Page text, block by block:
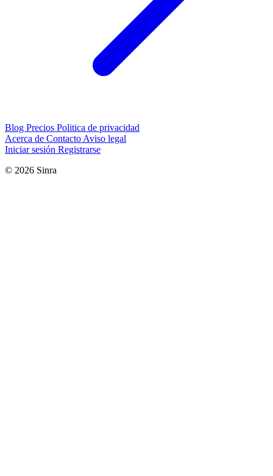
Blog Precios Politica de privacidad
Acerca de Contacto Aviso legal
Iniciar sesión Registrarse
© 2026 Sinra